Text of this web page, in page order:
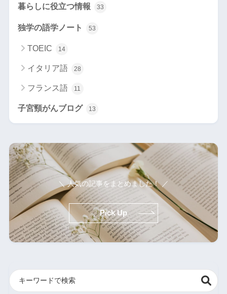
暮らしに役立つ情報 33
独学の語学ノート 53
TOEIC 14
イタリア語 28
フランス語 11
子宮頸がんブログ 13
＼ 人気の記事をまとめました！ ／
Pick Up